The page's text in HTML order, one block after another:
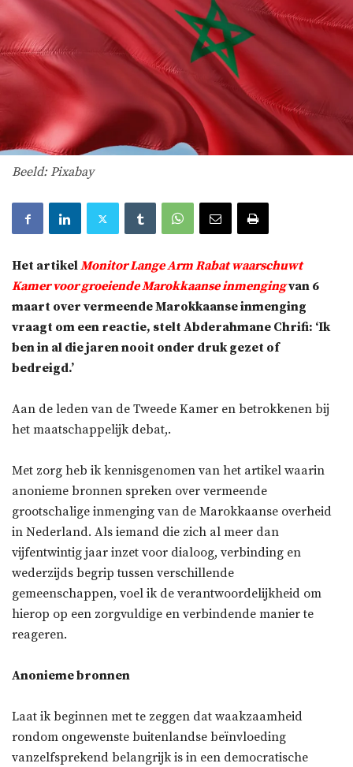
Beeld: Pixabay
Het artikelMonitor Lange Arm Rabat waarschuwt
Kamer voor groeiende Marokkaanse inmengingvan 6
maart over vermeende Marokkaanse inmenging
vraagt om een reactie, stelt Abderahmane Chrifi: ‘Ik
ben in al die jaren nooit onder druk gezet of
bedreigd.’
Aan de leden van de Tweede Kamer en betrokkenen bij
het maatschappelijk debat,.
Met zorg heb ik kennisgenomen van het artikel waarin
anonieme bronnen spreken over vermeende
grootschalige inmenging van de Marokkaanse overheid
in Nederland. Als iemand die zich al meer dan
vijfentwintig jaar inzet voor dialoog, verbinding en
wederzijds begrip tussen verschillende
gemeenschappen, voel ik de verantwoordelijkheid om
hierop op een zorgvuldige en verbindende manier te
reageren.
Anonieme bronnen
Laat ik beginnen met te zeggen dat waakzaamheid
rondom ongewenste buitenlandse beïnvloeding
vanzelfsprekend belangrijk is in een democratische